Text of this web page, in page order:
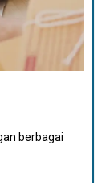
berbagai